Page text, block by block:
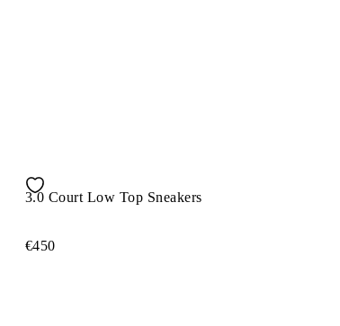
3.0 Court Low Top Sneakers
€450